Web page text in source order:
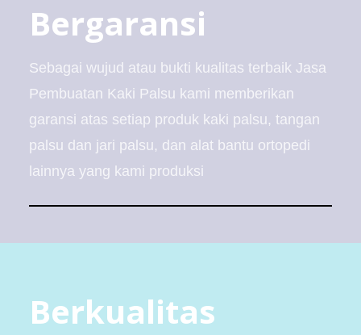
Bergaransi
Sebagai wujud atau bukti kualitas terbaik Jasa
Pembuatan Kaki Palsu kami memberikan
garansi atas setiap produk kaki palsu, tangan
palsu dan jari palsu, dan alat bantu ortopedi
lainnya yang kami produksi
Berkualitas